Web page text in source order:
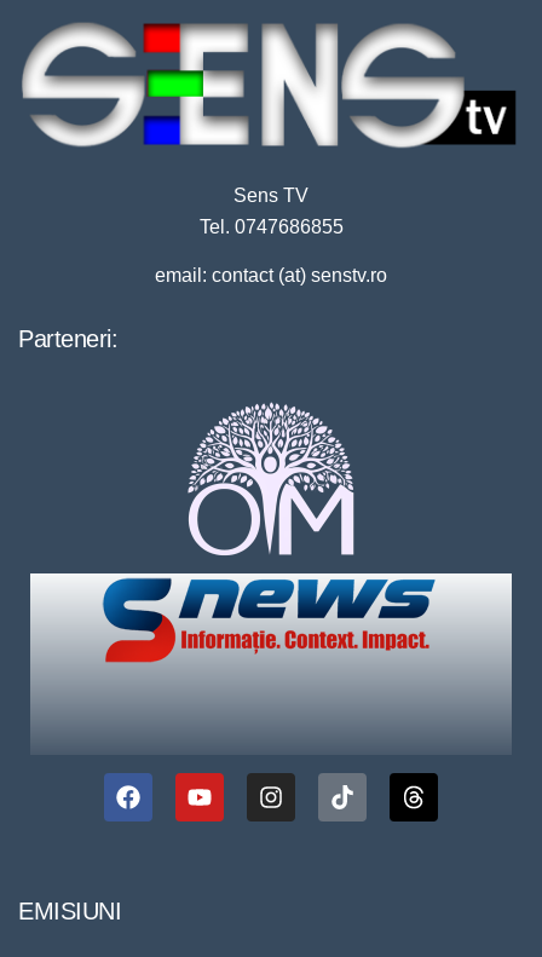
Sens TV
Tel. 0747686855
email: contact (at) senstv.ro
Parteneri:
EMISIUNI